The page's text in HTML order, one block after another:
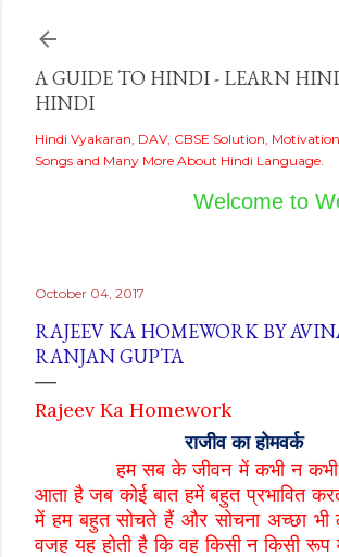
A GUIDE TO HINDI - LEARN
HINDI
Hindi Vyakaran, DAV, CBSE Solution,
Songs and Many More About Hindi Language.
Welcome to
October 04, 2017
RAJEEV KA HOMEWORK BY
RANJAN GUPTA
Rajeev Ka Homework
राजीव का होमवर्क
हम सब के जीवन में कभी न कभी
आता है जब कोई बात हमें बहुत प्रभावित
में हम बहुत सोचते हैं और सोचना अच्छा भी
वजह यह होती है कि वह किसी न किसी रूप